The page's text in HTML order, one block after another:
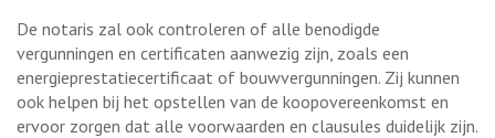
De notaris zal ook controleren of alle benodigde
vergunningen en certificaten aanwezig zijn, zoals een
energieprestatiecertificaat of bouwvergunningen. Zij kunnen
ook helpen bij het opstellen van de koopovereenkomst en
ervoor zorgen dat alle voorwaarden en clausules duidelijk zijn.